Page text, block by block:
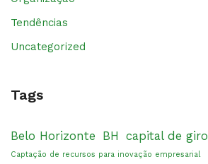
Tendências
Uncategorized
Tags
Belo Horizonte BH capital de giro
Captação de recursos para inovação empresarial